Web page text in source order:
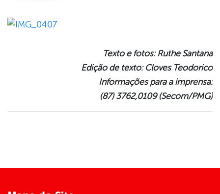
Texto e fotos: Ruthe Santana
Edição de texto: Cloves Teodorico
Informações para a imprensa:
(87) 3762,0109 (Secom/PMG)